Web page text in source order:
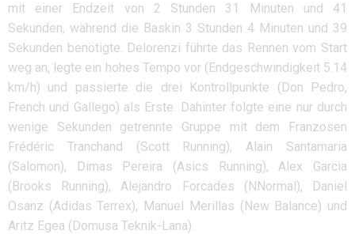
mit einer Endzeit von 2 Stunden 31 Minuten und 41
Sekunden, während die Baskin 3 Stunden 4 Minuten und 39
Sekunden benötigte. Delorenzi führte das Rennen vom Start
weg an, legte ein hohes Tempo vor (Endgeschwindigkeit 5.14
km/h) und passierte die drei Kontrollpunkte (Don Pedro,
French und Gallego) als Erste. Dahinter folgte eine nur durch
wenige Sekunden getrennte Gruppe mit dem Franzosen
Frédéric Tranchand (Scott Running), Alain Santamaria
(Salomon), Dimas Pereira (Asics Running), Alex Garcia
(Brooks Running), Alejandro Forcades (NNormal), Daniel
Osanz (Adidas Terrex), Manuel Merillas (New Balance) und
Aritz Egea (Domusa Teknik-Lana).